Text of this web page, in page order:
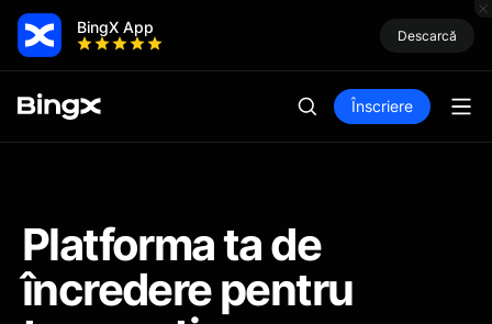
BingX App Descarcă
Înscriere
Platforma ta de
încredere pentru